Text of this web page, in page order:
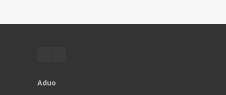
Aduo